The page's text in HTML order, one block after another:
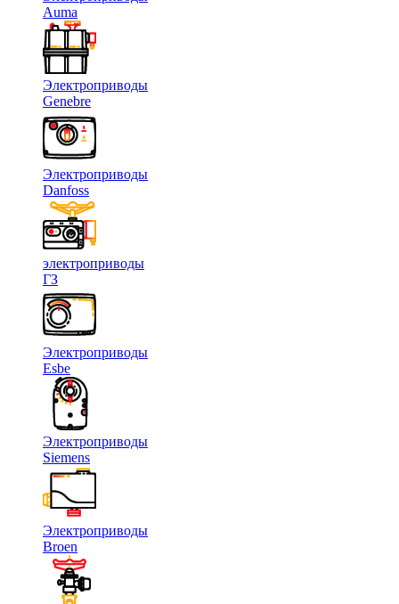
Auma
Электроприводы
Genebre
Электроприводы
Danfoss
электроприводы
ГЗ
Электроприводы
Esbe
Электроприводы
Siemens
Электроприводы
Broen